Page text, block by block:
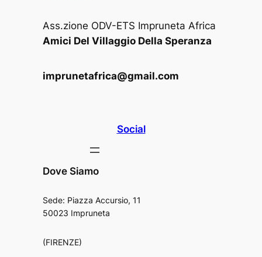
Ass.zione ODV-ETS Impruneta Africa
Amici Del Villaggio Della Speranza
imprunetafrica@gmail.com
Social
Dove Siamo
Sede: Piazza Accursio, 11
50023 Impruneta
(FIRENZE)